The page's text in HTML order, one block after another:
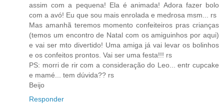
assim com a pequena! Ela é animada! Adora fazer bolo
com a avó! Eu que sou mais enrolada e medrosa msm... rs
Mas amanhã teremos momento confeiteiros pras crianças
(temos um encontro de Natal com os amiguinhos por aqui)
e vai ser mto divertido! Uma amiga já vai levar os bolinhos
e os confeitos prontos. Vai ser uma festa!!! rs
PS: morri de rir com a consideração do Leo... entr cupcake
e mamé... tem dúvida?? rs
Beijo
Responder